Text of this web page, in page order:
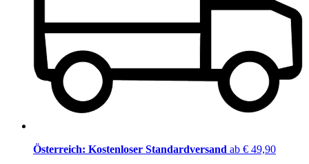
Österreich: Kostenloser Standardversand ab € 49,90